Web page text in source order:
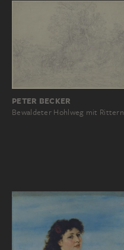
PETER BECKER
Bewaldeter Hohlweg mit Rittern